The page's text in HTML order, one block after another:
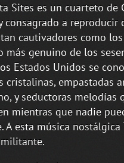
Sites es un cuarteto
consagrado a
cautivadores como
más genuino de los
Estados Unidos se
cristalinas, empastadas
y seductoras melodías
mientras que nadie
A esta música